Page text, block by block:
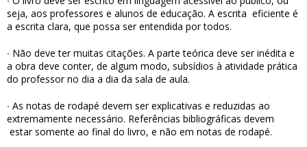
seja, aos professores e alunos de educação. A escrita eficiente é
a escrita clara, que possa ser entendida por todos.
∙ Não deve ter muitas citações. A parte teórica deve ser inédita e
a obra deve conter, de algum modo, subsídios à atividade prática
do professor no dia a dia da sala de aula.
∙ As notas de rodapé devem ser explicativas e reduzidas ao
extremamente necessário. Referências bibliográficas devem
estar somente ao final do livro, e não em notas de rodapé.